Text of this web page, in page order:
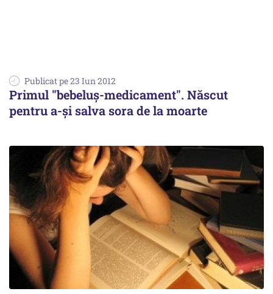
Publicat pe 23 Iun 2012
Primul "bebeluş-medicament". Născut
pentru a-şi salva sora de la moarte